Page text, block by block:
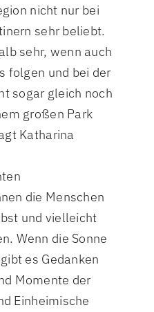
nicht nur bei
sehr beliebt.
sehr, wenn auch
folgen und bei der
sogar gleich noch
großen Park
Katharina
die Menschen
und vielleicht
Wenn die Sonne
es Gedanken
Momente der
Einheimische